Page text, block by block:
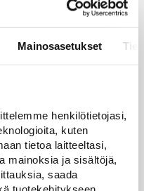
Mainosasetukset
henkilötietojasi,
kuten
tietoa laitteeltasi,
mainoksia ja sisältöjä,
saada
vasemmalta että
jo voittanut bolsevismi,
piirejä, jotka aivan
valmiita kumoamaan
autoritaariseen
maista siirtyi.